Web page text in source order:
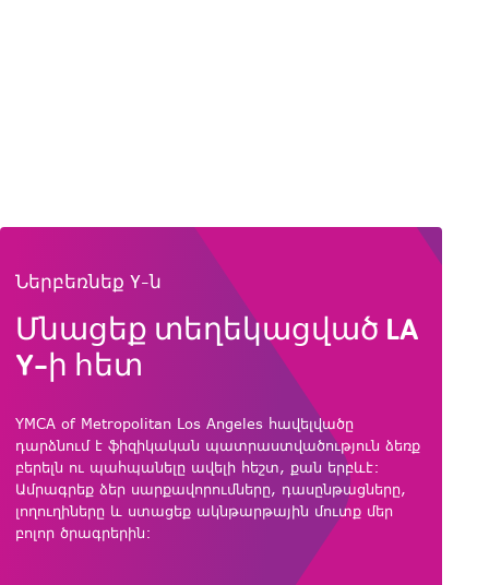
Ներբեռնեք Y-ն
Մնացեք տեղեկացված LA
Y-ի հետ
YMCA of Metropolitan Los Angeles հավելվածը
դարձնում է ֆիզիկական պատրաստվածություն ձեռք
բերելն ու պահպանելը ավելի հեշտ, քան երբևէ:
Ամրագրեք ձեր սարքավորումները, դասընթացները,
լողուղիները և ստացեք ակնթարթային մուտք մեր
բոլոր ծրագրերին: